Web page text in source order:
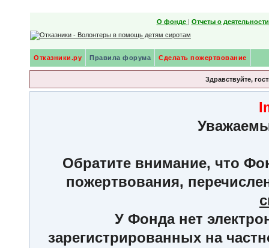
О фонде | Отчеты о
Отказники.ру Правила форума Сделать пожертвование
Здравствуйте,
Обратите внимание, что
пожертвования,
У Фонда нет
зарегистрированных на